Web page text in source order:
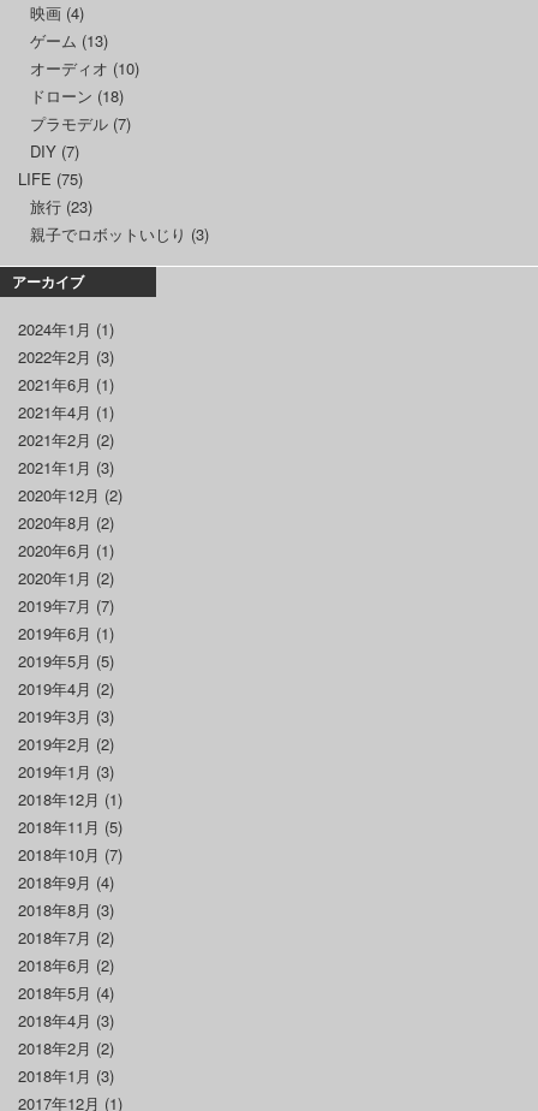
映画 (4)
ゲーム (13)
オーディオ (10)
ドローン (18)
プラモデル (7)
DIY (7)
LIFE (75)
旅行 (23)
親子でロボットいじり (3)
アーカイブ
2024年1月 (1)
2022年2月 (3)
2021年6月 (1)
2021年4月 (1)
2021年2月 (2)
2021年1月 (3)
2020年12月 (2)
2020年8月 (2)
2020年6月 (1)
2020年1月 (2)
2019年7月 (7)
2019年6月 (1)
2019年5月 (5)
2019年4月 (2)
2019年3月 (3)
2019年2月 (2)
2019年1月 (3)
2018年12月 (1)
2018年11月 (5)
2018年10月 (7)
2018年9月 (4)
2018年8月 (3)
2018年7月 (2)
2018年6月 (2)
2018年5月 (4)
2018年4月 (3)
2018年2月 (2)
2018年1月 (3)
2017年12月 (1)